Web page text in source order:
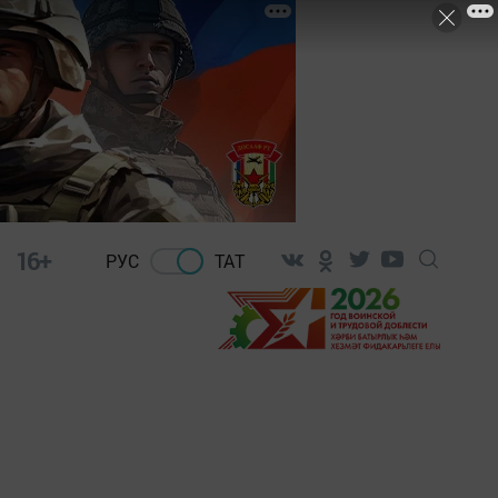
16+ РУС ТАТ